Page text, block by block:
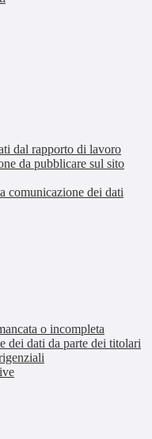
dal rapporto di lavoro
da pubblicare sul sito
comunicazione dei dati
o incompleta
dei dati da parte dei titolari